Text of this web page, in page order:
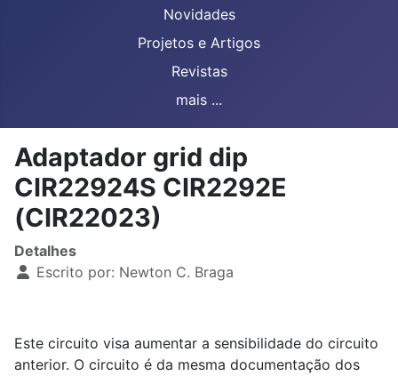
Novidades
Projetos e Artigos
Revistas
mais ...
Adaptador grid dip
CIR22924S CIR2292E
(CIR22023)
Detalhes
Escrito por: Newton C. Braga
Este circuito visa aumentar a sensibilidade do circuito
anterior. O circuito é da mesma documentação dos